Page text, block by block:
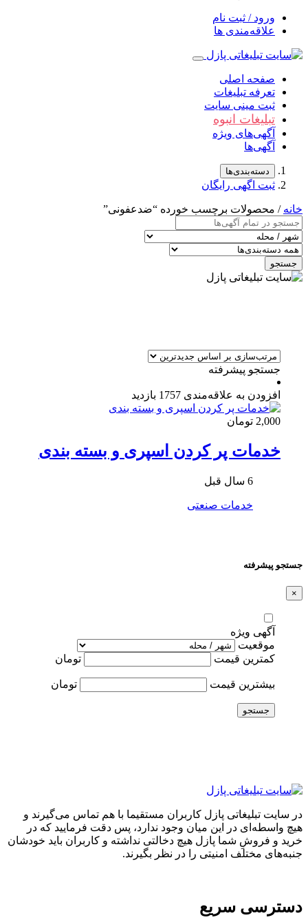
ورود / ثبت نام
علاقه‌مندی ها
صفحه اصلی
تعرفه تبلیغات
ثبت مینی سایت
تبلیغات انبوه
آگهی‌های ویژه
آگهی‌ها
دسته‌بندی‌ها
ثبت اگهی رایگان
خانه / محصولات برچسب خورده “ضدعفونی”
جستجو
جستجو پیشرفته
افزودن به علاقه‌مندی 1757 بازدید
2,000 تومان
خدمات پر کردن اسپری و بسته بندی
6 سال قبل
خدمات صنعتی
جستجو پیشرفته
×
آگهی ویژه
موقعیت
کمترین قیمت
تومان
بیشترین قیمت تومان
جستجو
در سایت تبلیغاتی پازل کاربران مستقیما با هم تماس می‌گیرند و
هیچ واسطه‌ای در این میان وجود ندارد، پس دقت فرمایید که در
خرید و فروشِ شما پازل هیچ دخالتی نداشته و کاربران باید خودشان
جنبه‌های مختلف امنیتی را در نظر بگیرند.
دسترسی سریع